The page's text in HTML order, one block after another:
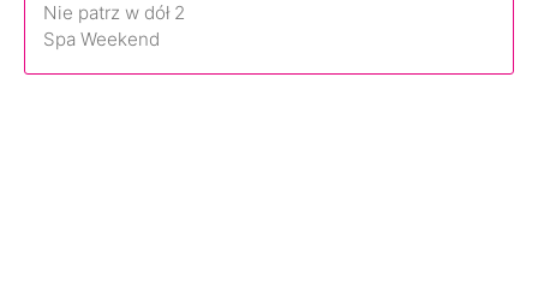
Nie patrz w dół 2
Spa Weekend